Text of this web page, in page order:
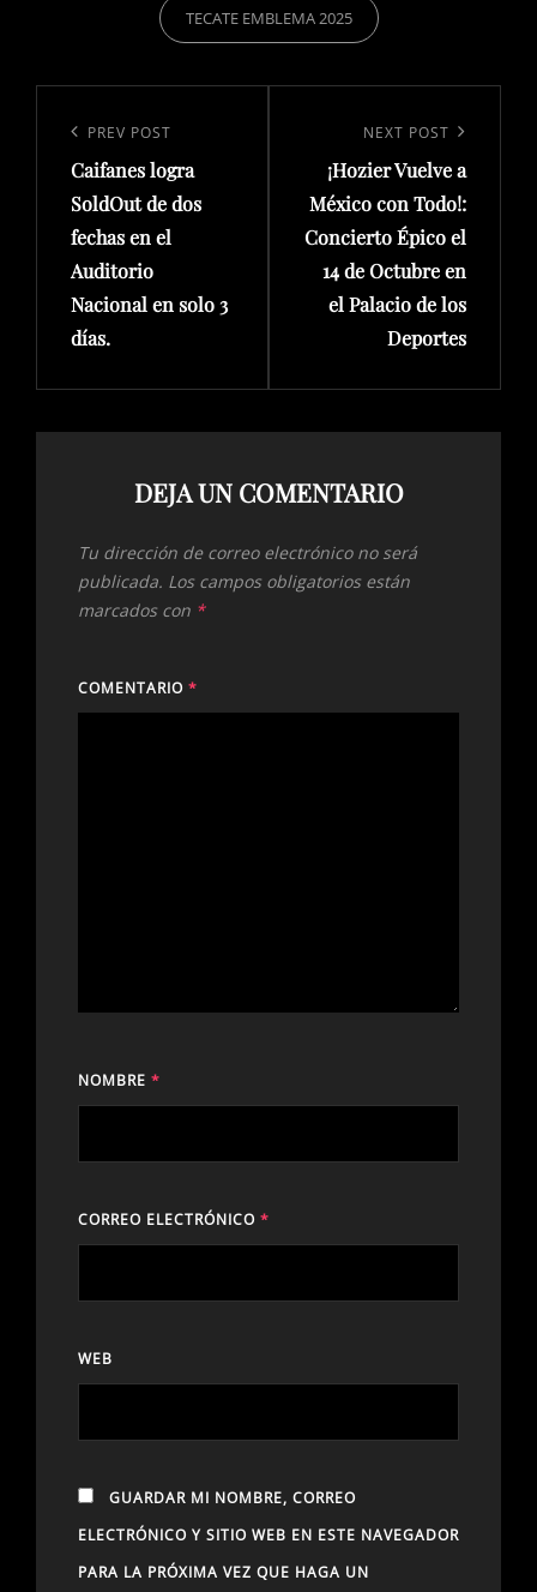
TECATE EMBLEMA 2025
entradas
Previous
Post
PREV POST
Caifanes logra
SoldOut de dos
fechas en el
Auditorio
Nacional en solo 3
días.
Post
NEXT POST
¡Hozier Vuelve a
México con Todo!:
Concierto Épico el
14 de Octubre en
el Palacio de los
Deportes
DEJA UN COMENTARIO
Tu dirección de correo electrónico no será
publicada. Los campos obligatorios están
marcados con *
COMENTARIO *
NOMBRE *
CORREO ELECTRÓNICO *
WEB
GUARDAR MI NOMBRE, CORREO
ELECTRÓNICO Y SITIO WEB EN ESTE NAVEGADOR
PARA LA PRÓXIMA VEZ QUE HAGA UN